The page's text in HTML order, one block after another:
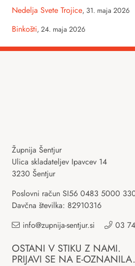
Nedelja Svete Trojice, 31. maja 2026
Binkošti, 24. maja 2026
Župnija Šentjur
Ulica skladateljev Ipavcev 14
3230 Šentjur
Poslovni račun SI56 0483 5000
Davčna številka: 82910316
info@zupnija-sentjur.si
03
OSTANI V STIKU Z NAMI.
PRIJAVI SE NA E-OZNANILA.